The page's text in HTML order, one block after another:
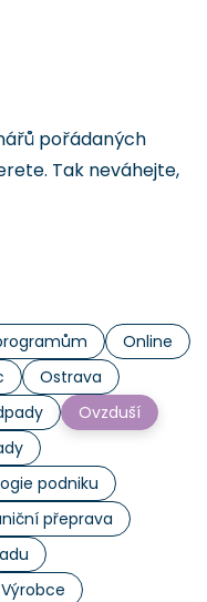
pořádaných
Tak neváhejte,
Online
Ostrava
Ovzduší
podniku
přeprava
Výrobce